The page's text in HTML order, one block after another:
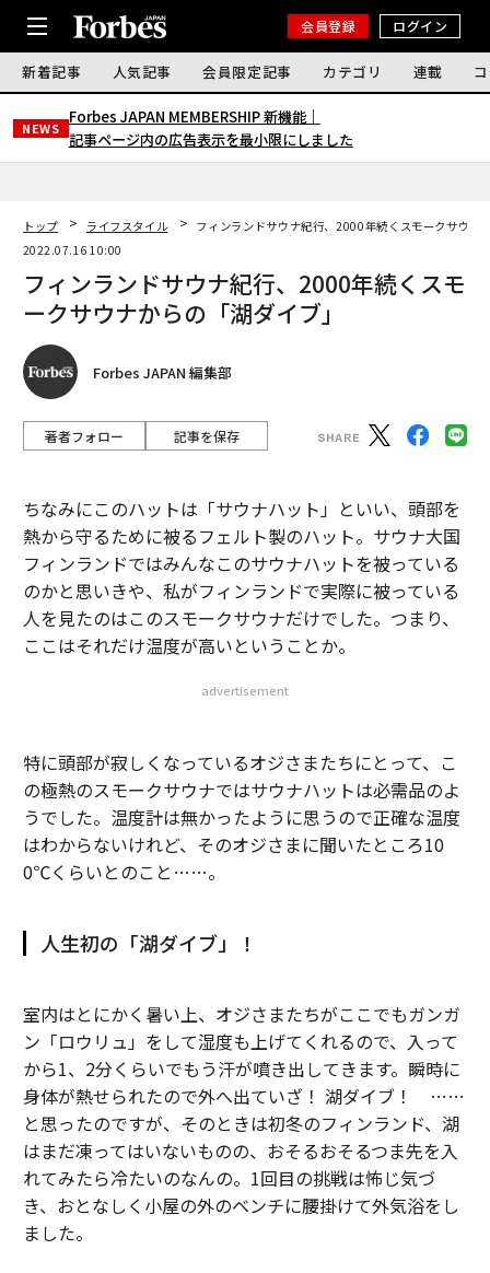
会員登録 ログイン
新着記事 人気記事 会員限定記事 カテゴリ 連載
NEWS
Forbes JAPAN MEMBERSHIP 新機能｜
記事ページ内の広告表示を最小限にしました
トップ ライフスタイル
フィンランドサウナ紀行、2000年続くスモークサウナ
2022.07.16 10:00
フィンランドサウナ紀行、2000年続くスモ
ークサウナからの「湖ダイブ」
Forbes JAPAN 編集部
著者フォロー 記事を保存
ちなみにこのハットは「サウナハット」といい、頭部を
熱から守るために被るフェルト製のハット。サウナ大国
フィンランドではみんなこのサウナハットを被っている
のかと思いきや、私がフィンランドで実際に被っている
人を見たのはこのスモークサウナだけでした。つまり、
ここはそれだけ温度が高いということか。
advertisement
特に頭部が寂しくなっているオジさまたちにとって、こ
の極熱のスモークサウナではサウナハットは必需品のよ
うでした。温度計は無かったように思うので正確な温度
はわからないけれど、そのオジさまに聞いたところ10
0℃くらいとのこと……。
人生初の「湖ダイブ」！
室内はとにかく暑い上、オジさまたちがここでもガンガ
ン「ロウリュ」をして湿度も上げてくれるので、入って
から1、2分くらいでもう汗が噴き出してきます。瞬時に
身体が熱せられたので外へ出ていざ！ 湖ダイブ！ ……
と思ったのですが、そのときは初冬のフィンランド、湖
はまだ凍ってはいないものの、おそるおそるつま先を入
れてみたら冷たいのなんの。1回目の挑戦は怖じ気づ
き、おとなしく小屋の外のベンチに腰掛けて外気浴をし
ました。